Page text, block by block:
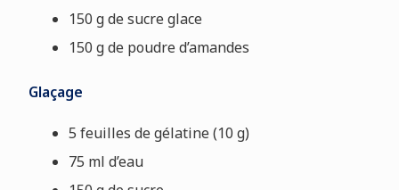
150 g de sucre glace
150 g de poudre d’amandes
Glaçage
5 feuilles de gélatine (10 g)
75 ml d’eau